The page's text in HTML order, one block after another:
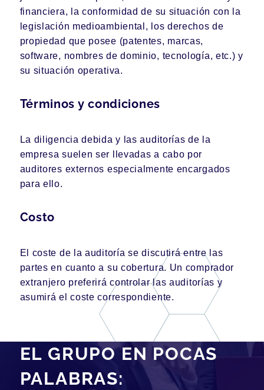
financiera, la conformidad de su situación con la
legislación medioambiental, los derechos de
propiedad que posee (patentes, marcas,
software, nombres de dominio, tecnología, etc.) y
su situación operativa.
Términos y condiciones
La diligencia debida y las auditorías de la
empresa suelen ser llevadas a cabo por
auditores externos especialmente encargados
para ello.
Costo
El coste de la auditoría se discutirá entre las
partes en cuanto a su cobertura. Un comprador
extranjero preferirá controlar las auditorías y
asumirá el coste correspondiente.
EL GRUPO EN POCAS
PALABRAS: